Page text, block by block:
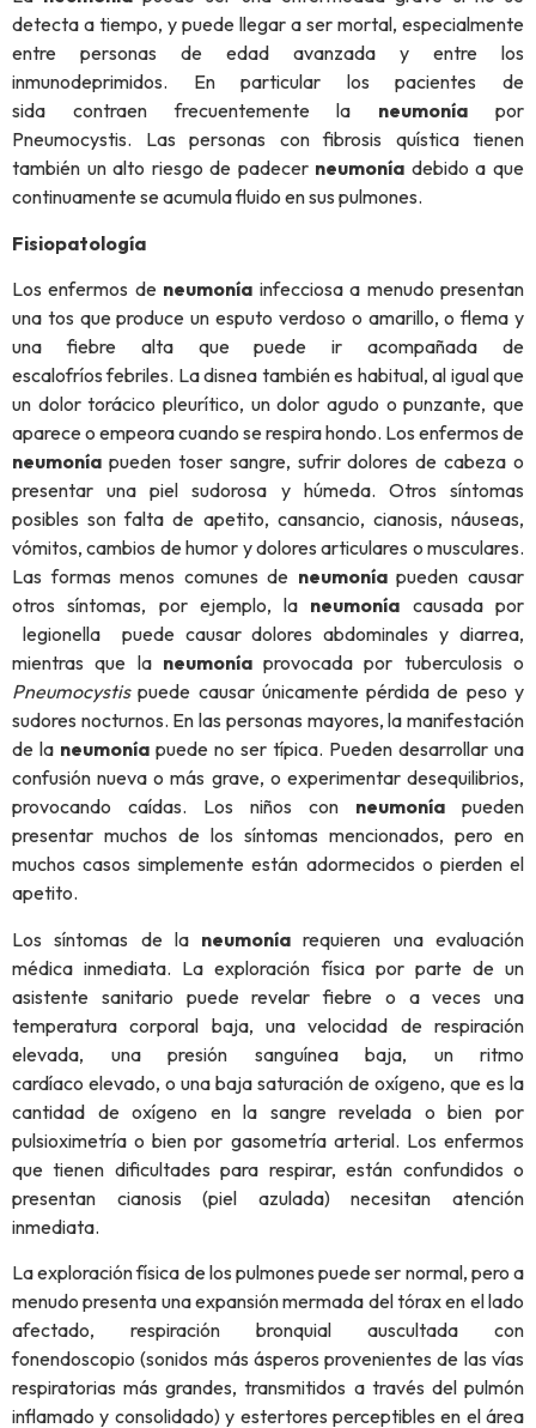
detecta a tiempo, y puede llegar a ser mortal, especialmente
entre personas de edad avanzada y entre los
inmunodeprimidos. En particular los pacientes de
sida contraen frecuentemente la neumonía por
Pneumocystis. Las personas con fibrosis quística tienen
también un alto riesgo de padecer neumonía debido a que
continuamente se acumula fluido en sus pulmones.
Fisiopatología
Los enfermos de neumonía infecciosa a menudo presentan
una tos que produce un esputo verdoso o amarillo, o flema y
una fiebre alta que puede ir acompañada de
escalofríos febriles. La disnea también es habitual, al igual que
un dolor torácico pleurítico, un dolor agudo o punzante, que
aparece o empeora cuando se respira hondo. Los enfermos de
neumonía pueden toser sangre, sufrir dolores de cabeza o
presentar una piel sudorosa y húmeda. Otros síntomas
posibles son falta de apetito, cansancio, cianosis, náuseas,
vómitos, cambios de humor y dolores articulares o musculares.
Las formas menos comunes de neumoníapueden causar
otros síntomas, por ejemplo, la neumonía causada por
legionella puede causar dolores abdominales y diarrea,
mientras que la neumoníaprovocada por tuberculosis o
Pneumocystispuede causar únicamente pérdida de peso y
sudores nocturnos. En las personas mayores, la manifestación
de la neumonía puede no ser típica. Pueden desarrollar una
confusión nueva o más grave, o experimentar desequilibrios,
provocando caídas. Los niños con neumonía pueden
presentar muchos de los síntomas mencionados, pero en
muchos casos simplemente están adormecidos o pierden el
apetito.
Los síntomas de laneumonía requieren una evaluación
médica inmediata. La exploración física por parte de un
asistente sanitario puede revelar fiebre o a veces una
temperatura corporal baja, una velocidad de respiración
elevada, una presión sanguínea baja, un ritmo
cardíaco elevado, o una baja saturación de oxígeno, que es la
cantidad de oxígeno en la sangre revelada o bien por
pulsioximetría o bien por gasometría arterial. Los enfermos
que tienen dificultades para respirar, están confundidos o
presentan cianosis (piel azulada) necesitan atención
inmediata.
La exploración física de los pulmones puede ser normal, pero a
menudo presenta una expansión mermada del tórax en el lado
afectado, respiración bronquial auscultada con
fonendoscopio (sonidos más ásperos provenientes de las vías
respiratorias más grandes, transmitidos a través del pulmón
inflamado y consolidado) y estertores perceptibles en el área